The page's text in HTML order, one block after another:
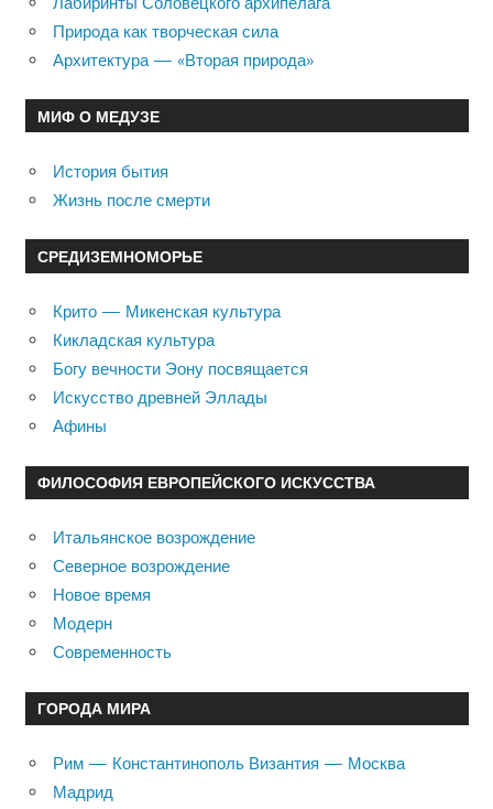
Природа как творческая сила
Архитектура — «Вторая природа»
МИФ О МЕДУЗЕ
История бытия
Жизнь после смерти
СРЕДИЗЕМНОМОРЬЕ
Крито — Микенская культура
Кикладская культура
Богу вечности Эону посвящается
Искусство древней Эллады
Афины
ФИЛОСОФИЯ ЕВРОПЕЙСКОГО ИСКУССТВА
Итальянское возрождение
Северное возрождение
Новое время
Модерн
Современность
ГОРОДА МИРА
Рим — Константинополь Византия — Москва
Мадрид